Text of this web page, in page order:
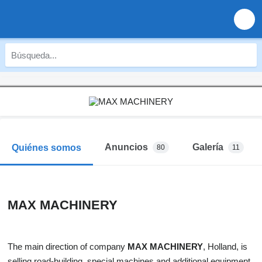
Quiénes somos Anuncios 80 Galería 11
MAX MACHINERY
The main direction of company MAX MACHINERY, Holland, is